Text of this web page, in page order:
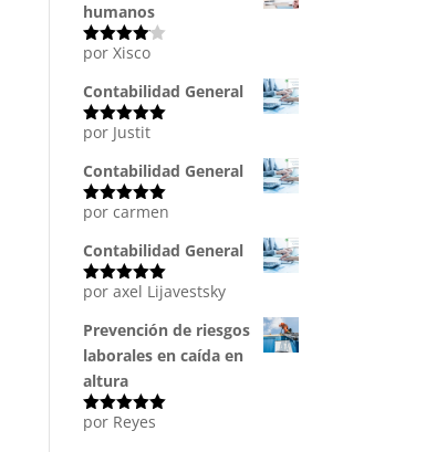
humanos
Valorado
5
por Xisco
Contabilidad General
Valorado
por Justit
Contabilidad General
Valorado
por carmen
Contabilidad General
Valorado
por axel Lijavestsky
Prevención de riesgos
laborales en caída en
altura
Valorado
por Reyes